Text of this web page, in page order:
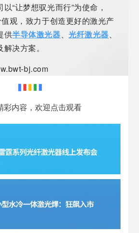
“让梦想驭光而行”为使命，
值观，致力于创造更好的激光产
供半导体激光器、光纤激光器、
解决方案。
bj.com
彩内容，欢迎点击观看